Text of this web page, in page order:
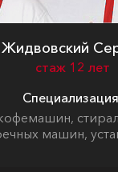
Жидвовский
стаж 12 лет
машин,